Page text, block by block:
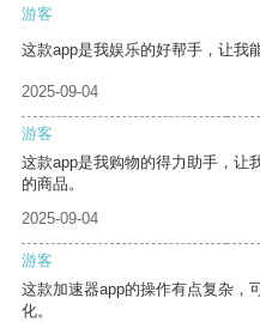
游客
这款app是我娱乐的好帮手，让我
2025-09-04
游客
这款app是我购物的得力助手，让
的商品。
2025-09-04
游客
这款加速器app的操作有点复杂，
化。